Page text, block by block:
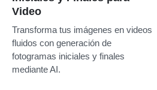
Video
Transforma tus imágenes en videos
fluidos con generación de
fotogramas iniciales y finales
mediante AI.